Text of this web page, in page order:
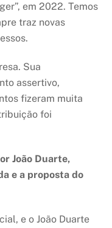
em 2022. Temos
traz novas
Sua
assertivo,
fizeram muita
foi
João Duarte,
e a proposta do
e o João Duarte